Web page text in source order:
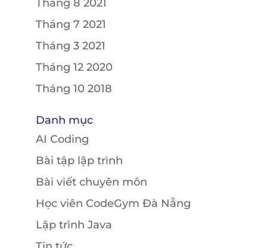
Tháng 8 2021
Tháng 7 2021
Tháng 3 2021
Tháng 12 2020
Tháng 10 2018
Danh mục
AI Coding
Bài tập lập trình
Bài viết chuyên môn
Học viên CodeGym Đà Nẵng
Lập trình Java